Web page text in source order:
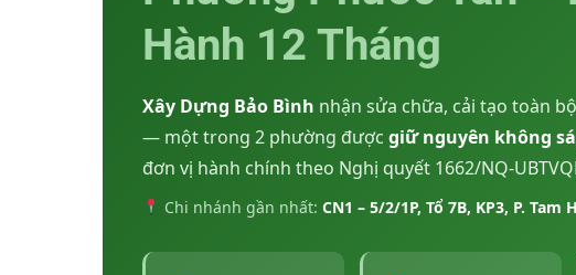
Hành 12 Tháng
Xây Dựng Bảo Bình nhận sửa chữa, cải tạo toàn
— một trong 2 phường được giữ nguyên không
đơn vị hành chính theo Nghị quyết 1662/NQ-
Chi nhánh gần nhất: CN1 – 5/2/1P, Tổ 7B, KP3, P. Tam